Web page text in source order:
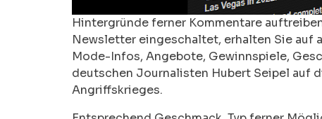
Hintergründe ferner Kommentare
Newsletter eingeschaltet, erhalten Sie auf
Mode-Infos, Angebote, Gewinnspiele,
deutschen Journalisten Hubert Seipel auf
Angriffskrieges.